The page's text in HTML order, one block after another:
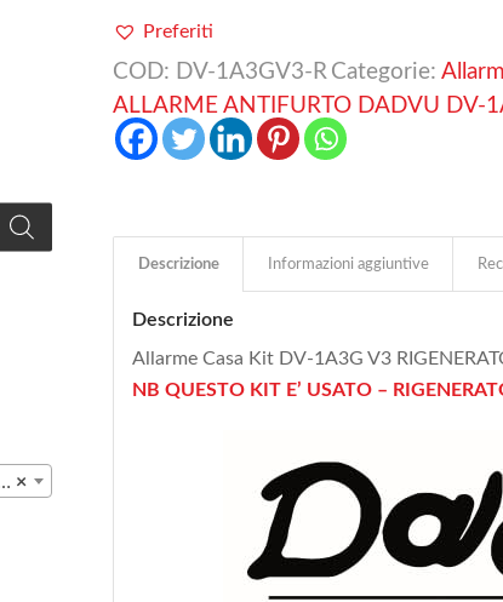
×
Preferiti
COD: DV-1A3GV3-R Categorie:
ALLARME ANTIFURTO DADVU DV-
Descrizione Informazioni aggiuntive
Descrizione
Allarme Casa Kit DV-1A3G V3
NB QUESTO KIT E’ USATO –